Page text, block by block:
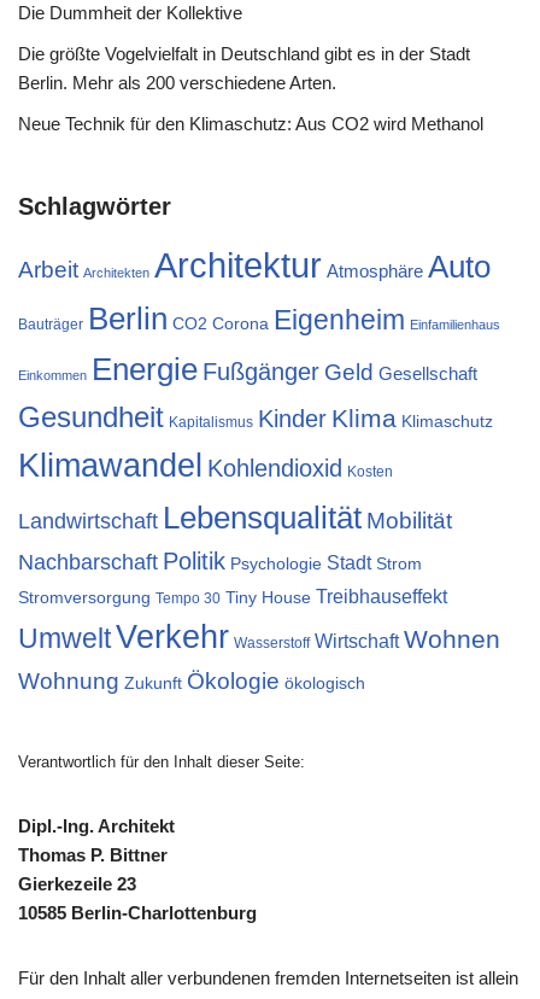
Die Dummheit der Kollektive
Die größte Vogelvielfalt in Deutschland gibt es in der Stadt
Berlin. Mehr als 200 verschiedene Arten.
Neue Technik für den Klimaschutz: Aus CO2 wird Methanol
Schlagwörter
Arbeit Architekten Architektur Atmosphäre Auto
Bauträger Berlin CO2 Corona Eigenheim Einfamilienhaus
Einkommen Energie Fußgänger Geld Gesellschaft
Gesundheit Kapitalismus Kinder Klima Klimaschutz
Klimawandel Kohlendioxid Kosten
Landwirtschaft Lebensqualität Mobilität
Nachbarschaft Politik Psychologie Stadt Strom
Stromversorgung Tempo 30 Tiny House Treibhauseffekt
UmweltVerkehr Wasserstoff Wirtschaft Wohnen
Wohnung Zukunft Ökologie ökologisch
Verantwortlich für den Inhalt dieser Seite:
Dipl.-Ing. Architekt
Thomas P. Bittner
Gierkezeile 23
10585 Berlin-Charlottenburg
Für den Inhalt aller verbundenen fremden Internetseiten ist allein